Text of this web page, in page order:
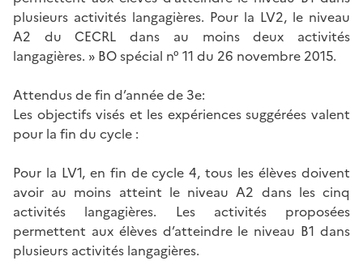
plusieurs activités langagières. Pour la LV2, le niveau
A2 du CECRL dans au moins deux activités
langagières. » BO spécial n° 11 du 26 novembre 2015.
Attendus de fin d’année de 3e:
Les objectifs visés et les expériences suggérées valent
pour la fin du cycle :
Pour la LV1, en fin de cycle 4, tous les élèves doivent
avoir au moins atteint le niveau A2 dans les cinq
activités langagières. Les activités proposées
permettent aux élèves d’atteindre le niveau B1 dans
plusieurs activités langagières.